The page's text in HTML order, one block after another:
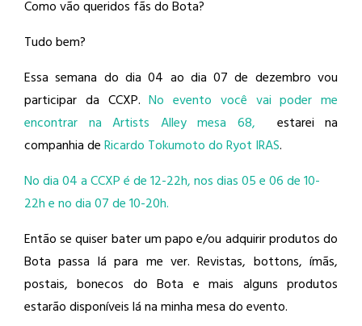
Como vão queridos fãs do Bota?
Tudo bem?
Essa semana do dia 04 ao dia 07 de dezembro vou
participar da CCXP.No evento você vai poder me
encontrar na Artists Alley mesa 68, estarei na
companhia deRicardo Tokumoto do Ryot IRAS.
No dia 04 a CCXP é de 12-22h, nos dias 05 e 06 de 10-
22h e no dia 07 de 10-20h.
Então se quiser bater um papo e/ou adquirir produtos do
Bota passa lá para me ver. Revistas, bottons, ímãs,
postais, bonecos do Bota e mais alguns produtos
estarão disponíveis lá na minha mesa do evento.